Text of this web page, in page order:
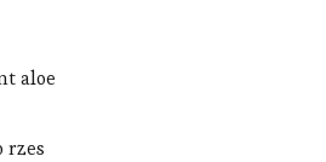
aloe
rzes